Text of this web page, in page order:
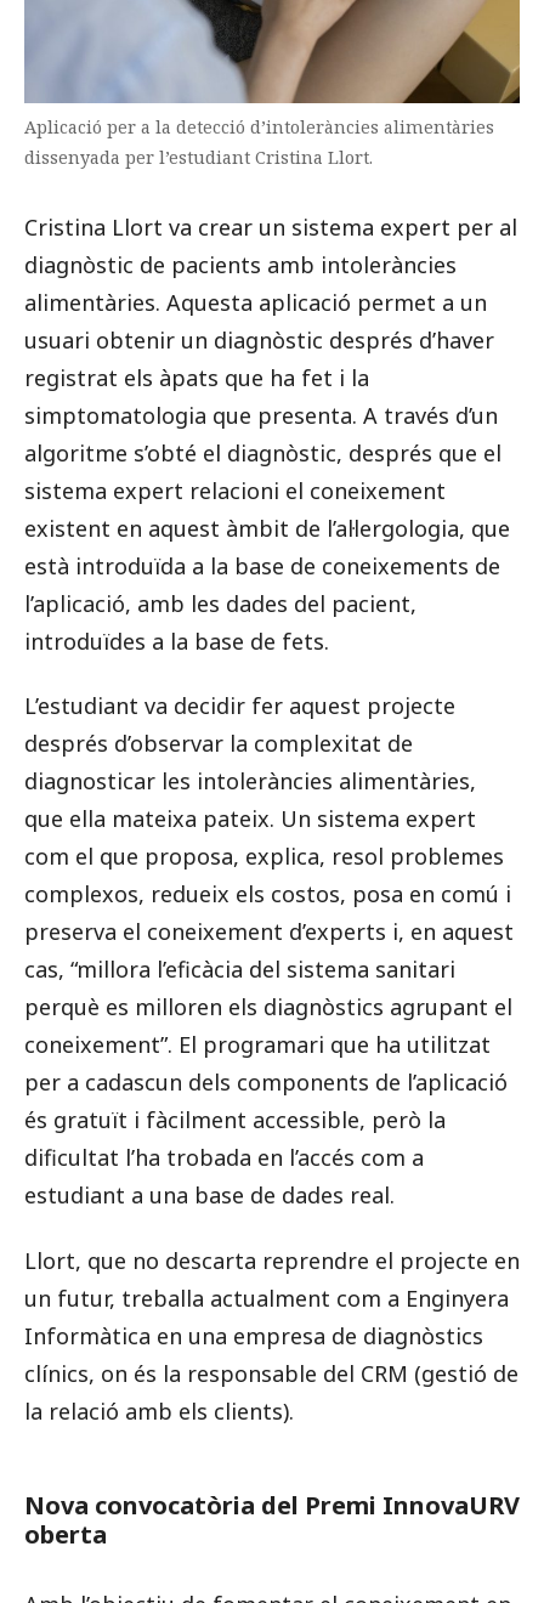
Aplicació per a la detecció d’intoleràncies alimentàries
dissenyada per l’estudiant Cristina Llort.
Cristina Llort va crear un sistema expert per al
diagnòstic de pacients amb intoleràncies
alimentàries. Aquesta aplicació permet a un
usuari obtenir un diagnòstic després d’haver
registrat els àpats que ha fet i la
simptomatologia que presenta. A través d’un
algoritme s’obté el diagnòstic, després que el
sistema expert relacioni el coneixement
existent en aquest àmbit de l’al·lergologia, que
està introduïda a la base de coneixements de
l’aplicació, amb les dades del pacient,
introduïdes a la base de fets.
L’estudiant va decidir fer aquest projecte
després d’observar la complexitat de
diagnosticar les intoleràncies alimentàries,
que ella mateixa pateix. Un sistema expert
com el que proposa, explica, resol problemes
complexos, redueix els costos, posa en comú i
preserva el coneixement d’experts i, en aquest
cas, “millora l’eficàcia del sistema sanitari
perquè es milloren els diagnòstics agrupant el
coneixement”. El programari que ha utilitzat
per a cadascun dels components de l’aplicació
és gratuït i fàcilment accessible, però la
dificultat l’ha trobada en l’accés com a
estudiant a una base de dades real.
Llort, que no descarta reprendre el projecte en
un futur, treballa actualment com a Enginyera
Informàtica en una empresa de diagnòstics
clínics, on és la responsable del CRM (gestió de
la relació amb els clients).
Nova convocatòria del Premi InnovaURV
oberta